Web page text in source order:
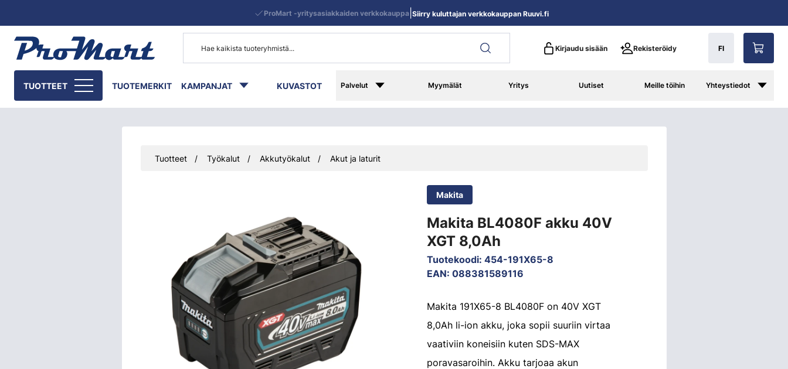
Kirjaudu sisään Rekisteröidy FI
TUOTTEET TUOTEMERKIT KAMPANJAT KUVASTOT Palvelut Myymälät Yritys Uutiset Meille töihin Yhteystiedot
ProMart -yritysasiakkaiden verkkokauppa| Siirry kuluttajan verkkokauppan Ruuvi.fi
Tuotteet Työkalut Akkutyökalut Akut ja laturit
Makita
Makita BL4080F akku 40V
XGT 8,0Ah
Tuotekoodi: 454-191X65-8
EAN: 088381589116
Makita 191X65-8 BL4080F on 40V XGT
8,0Ah li-ion akku, joka sopii suuriin virtaa
vaativiin koneisiin kuten SDS-MAX
poravasaroihin. Akku tarjoaa akun